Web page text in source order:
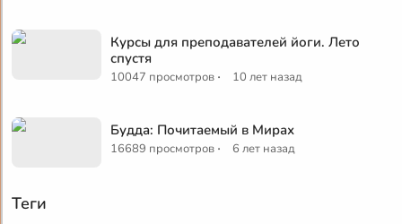
Курсы для преподавателей йоги. Лето
спустя
10047 просмотров · 10 лет назад
Будда: Почитаемый в Мирах
16689 просмотров · 6 лет назад
Теги